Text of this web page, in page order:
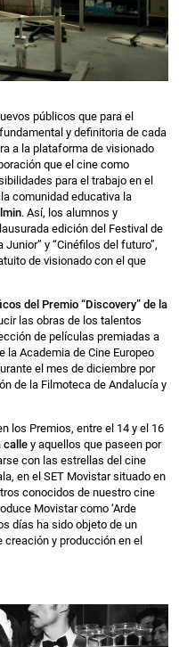
públicos que para el
y definitoria de cada
a la plataforma de visionado
que el cine como
para el trabajo en el
comunidad educativa la
. Así, los alumnos y
edición del Festival de
y “Cinéfilos del futuro”,
de visionado con el que
del Premio “Discovery” de la
las obras de los talentos
de películas premiadas a
la Academia de Cine Europeo
el mes de diciembre por
de la Filmoteca de Andalucía y
los Premios, entre el 14 y el 16
calle y aquellos que paseen por
con las estrellas del cine
en el SET Movistar situado en
conocidos de nuestro cine
Movistar como ‘Arde
días ha sido objeto de un
y producción en el